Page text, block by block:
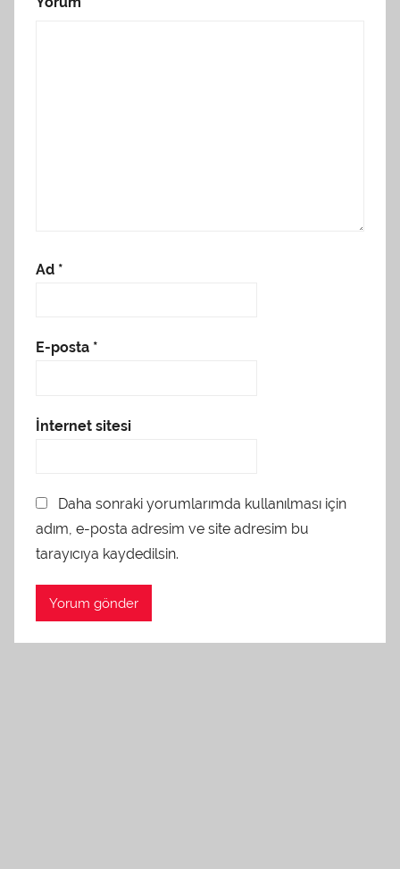
Ad *
E-posta *
İnternet sitesi
Daha sonraki yorumlarımda kullanılması için
adım, e-posta adresim ve site adresim bu
tarayıcıya kaydedilsin.